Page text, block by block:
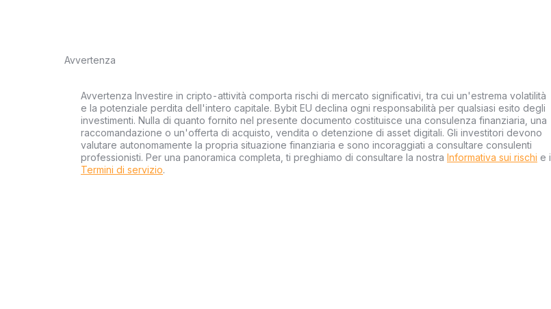
Avvertenza
Avvertenza Investire in cripto-attività comporta rischi di mercato significativi, tra cui un'estrema volatilità
e la potenziale perdita dell'intero capitale. Bybit EU declina ogni responsabilità per qualsiasi esito degli
investimenti. Nulla di quanto fornito nel presente documento costituisce una consulenza finanziaria, una
raccomandazione o un'offerta di acquisto, vendita o detenzione di asset digitali. Gli investitori devono
valutare autonomamente la propria situazione finanziaria e sono incoraggiati a consultare consulenti
professionisti. Per una panoramica completa, ti preghiamo di consultare la nostra Informativa sui rischi e i
Termini di servizio.